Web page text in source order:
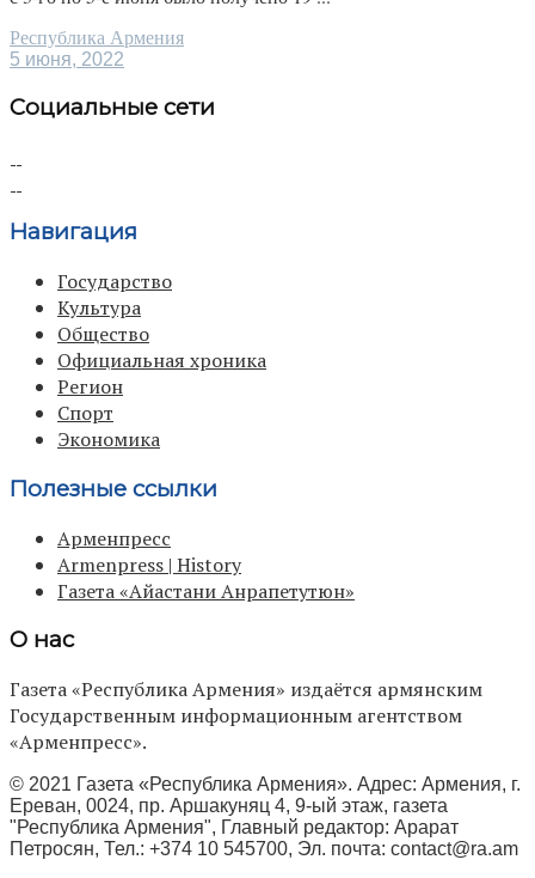
Республика Армения
5 июня, 2022
Социальные сети
Навигация
Государство
Культура
Общество
Официальная хроника
Регион
Спорт
Экономика
Полезные ссылки
Арменпресс
Armenpress | History
Газета «Айастани Анрапетутюн»
О нас
Газета «Республика Армения» издаётся армянским
Государственным информационным агентством
«Арменпресс».
© 2021 Газета «Республика Армения». Адрес: Армения, г.
Ереван, 0024, пр. Аршакуняц 4, 9-ый этаж, газета
"Республика Армения", Главный редактор: Арарат
Петросян, Тел.: +374 10 545700, Эл. почта: contact@ra.am